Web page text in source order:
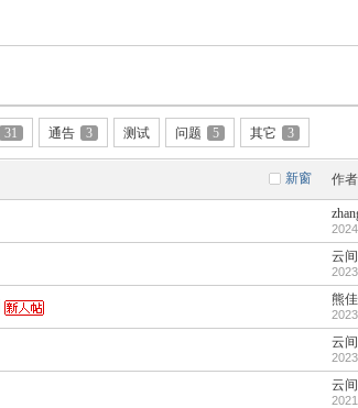
31 通告 3 测试 问题 5 其它 3
新窗 作者
云间
熊
云间
云间